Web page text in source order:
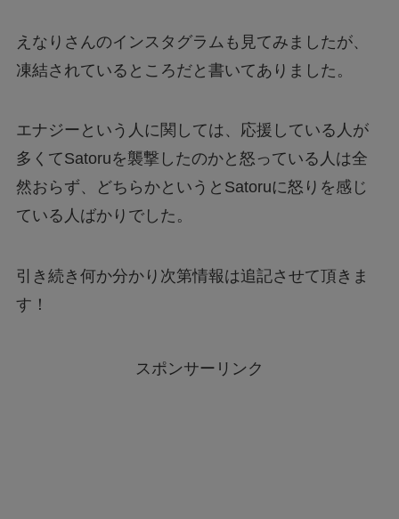
えなりさんのインスタグラムも見てみましたが、
凍結されているところだと書いてありました。
エナジーという人に関しては、応援している人が
多くてSatoruを襲撃したのかと怒っている人は全
然おらず、どちらかというとSatoruに怒りを感じ
ている人ばかりでした。
引き続き何か分かり次第情報は追記させて頂きま
す！
スポンサーリンク